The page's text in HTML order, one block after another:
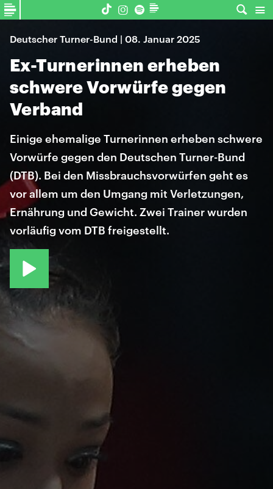
Deutscher Turner-Bund | 08. Januar 2025
Ex-Turnerinnen erheben
schwere Vorwürfe gegen
Verband
Einige ehemalige Turnerinnen erheben schwere
Vorwürfe gegen den Deutschen Turner-Bund
(DTB). Bei den Missbrauchsvorwürfen geht es
vor allem um den Umgang mit Verletzungen,
Ernährung und Gewicht. Zwei Trainer wurden
vorläufig vom DTB freigestellt.